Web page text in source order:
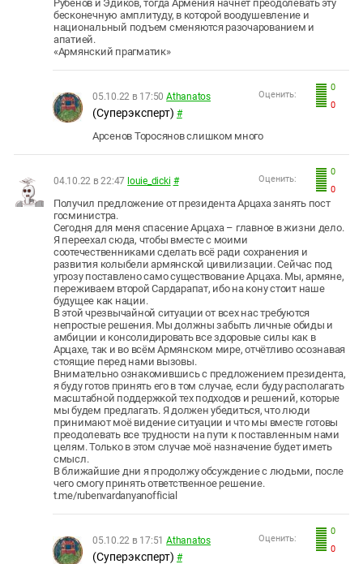
Рубенов и Эдиков, тогда Армения начнет преодолевать эту
бесконечную амплитуду, в которой воодушевление и
национальный подъем сменяются разочарованием и
апатией.
«Армянский прагматик»
0
0
Оценить:
05.10.22 в 17:50 Athanatos
(Суперэксперт) #
Арсенов Торосянов слишком много
0
0
Оценить:
04.10.22 в 22:47 louie_dicki #
Получил предложение от президента Арцаха занять пост
госминистра.
Сегодня для меня спасение Арцаха – главное в жизни дело.
Я переехал сюда, чтобы вместе с моими
соотечественниками сделать всё ради сохранения и
развития колыбели армянской цивилизации. Сейчас под
угрозу поставлено само существование Арцаха. Мы, армяне,
переживаем второй Сардарапат, ибо на кону стоит наше
будущее как нации.
В этой чрезвычайной ситуации от всех нас требуются
непростые решения. Мы должны забыть личные обиды и
амбиции и консолидировать все здоровые силы как в
Арцахе, так и во всём Армянском мире, отчётливо осознавая
стоящие перед нами вызовы.
Внимательно ознакомившись с предложением президента,
я буду готов принять его в том случае, если буду располагать
масштабной поддержкой тех подходов и решений, которые
мы будем предлагать. Я должен убедиться, что люди
принимают моё видение ситуации и что мы вместе готовы
преодолевать все трудности на пути к поставленным нами
целям. Только в этом случае моё назначение будет иметь
смысл.
В ближайшие дни я продолжу обсуждение с людьми, после
чего смогу принять ответственное решение.
t.me/rubenvardanyanofficial
0
0
Оценить:
05.10.22 в 17:51 Athanatos
(Суперэксперт) #